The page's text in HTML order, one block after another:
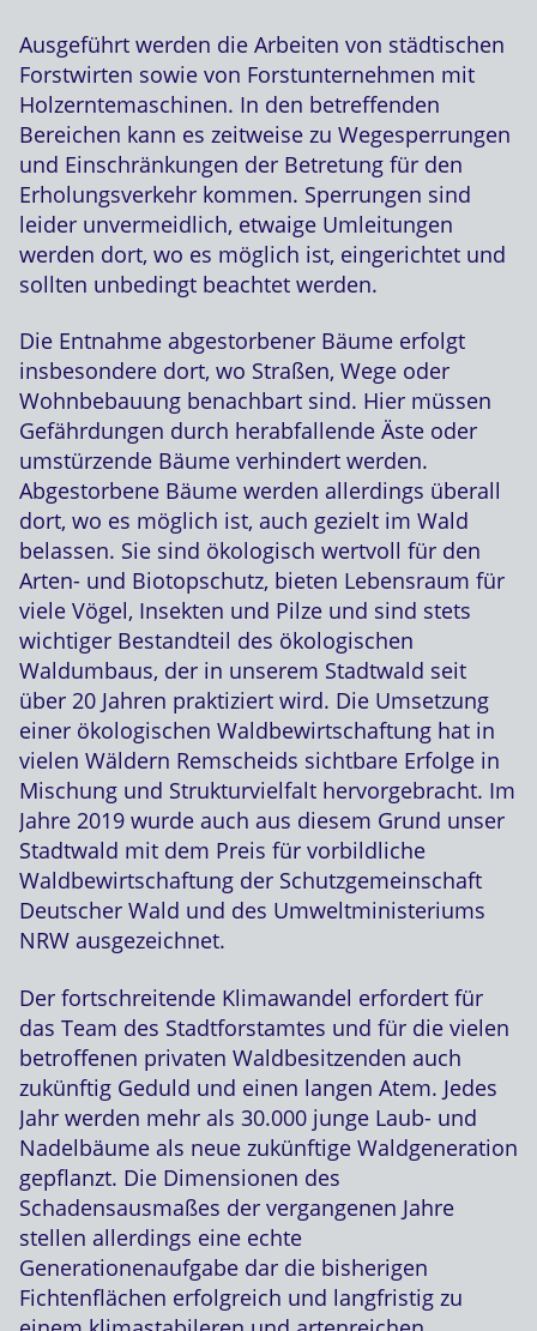
Ausgeführt werden die Arbeiten von städtischen
Forstwirten sowie von Forstunternehmen mit
Holzerntemaschinen. In den betreffenden
Bereichen kann es zeitweise zu Wegesperrungen
und Einschränkungen der Betretung für den
Erholungsverkehr kommen. Sperrungen sind
leider unvermeidlich, etwaige Umleitungen
werden dort, wo es möglich ist, eingerichtet und
sollten unbedingt beachtet werden.
Die Entnahme abgestorbener Bäume erfolgt
insbesondere dort, wo Straßen, Wege oder
Wohnbebauung benachbart sind. Hier müssen
Gefährdungen durch herabfallende Äste oder
umstürzende Bäume verhindert werden.
Abgestorbene Bäume werden allerdings überall
dort, wo es möglich ist, auch gezielt im Wald
belassen. Sie sind ökologisch wertvoll für den
Arten- und Biotopschutz, bieten Lebensraum für
viele Vögel, Insekten und Pilze und sind stets
wichtiger Bestandteil des ökologischen
Waldumbaus, der in unserem Stadtwald seit
über 20 Jahren praktiziert wird. Die Umsetzung
einer ökologischen Waldbewirtschaftung hat in
vielen Wäldern Remscheids sichtbare Erfolge in
Mischung und Strukturvielfalt hervorgebracht. Im
Jahre 2019 wurde auch aus diesem Grund unser
Stadtwald mit dem Preis für vorbildliche
Waldbewirtschaftung der Schutzgemeinschaft
Deutscher Wald und des Umweltministeriums
NRW ausgezeichnet.
Der fortschreitende Klimawandel erfordert für
das Team des Stadtforstamtes und für die vielen
betroffenen privaten Waldbesitzenden auch
zukünftig Geduld und einen langen Atem. Jedes
Jahr werden mehr als 30.000 junge Laub- und
Nadelbäume als neue zukünftige Waldgeneration
gepflanzt. Die Dimensionen des
Schadensausmaßes der vergangenen Jahre
stellen allerdings eine echte
Generationenaufgabe dar die bisherigen
Fichtenflächen erfolgreich und langfristig zu